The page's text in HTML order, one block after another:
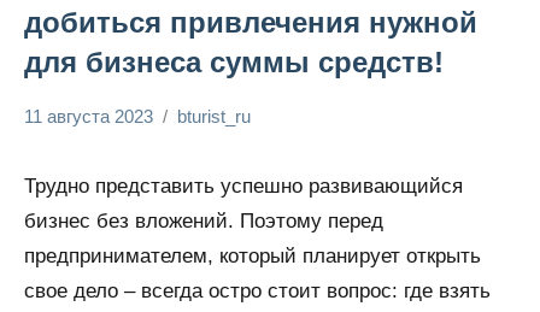
добиться привлечения нужной
для бизнеса суммы средств!
финансы
11 августа 2023 bturist_ru
Трудно представить успешно развивающийся
бизнес без вложений. Поэтому перед
предпринимателем, который планирует открыть
свое дело – всегда остро стоит вопрос: где взять